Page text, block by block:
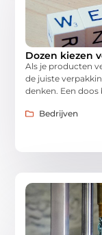
Dozen kiezen
Als je producten
de juiste
denken. Een
Bedrijven